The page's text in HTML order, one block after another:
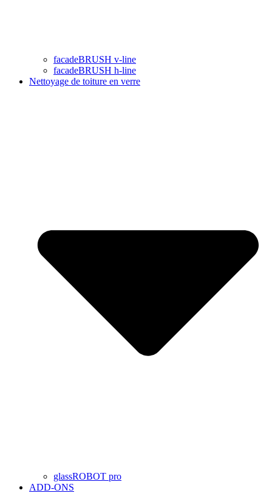
facadeBRUSH v-line
facadeBRUSH h-line
Nettoyage de toiture en verre
glassROBOT pro
ADD-ONS